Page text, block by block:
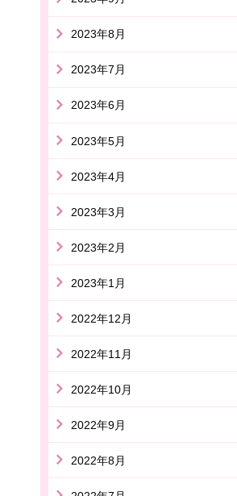
2023年8月
2023年7月
2023年6月
2023年5月
2023年4月
2023年3月
2023年2月
2023年1月
2022年12月
2022年11月
2022年10月
2022年9月
2022年8月